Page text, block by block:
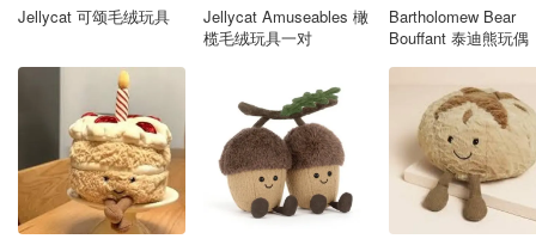
Jellycat 可颂毛绒玩具
Jellycat Amuseables 橄
榄毛绒玩具一对
Bartholomew Bear
Bouffant 泰迪熊玩偶